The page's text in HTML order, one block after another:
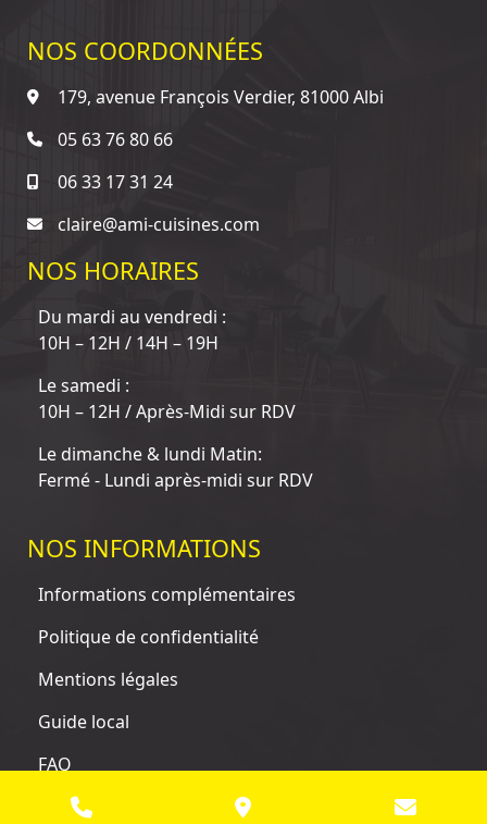
NOS COORDONNÉES
179, avenue François Verdier, 81000 Albi
05 63 76 80 66
06 33 17 31 24
claire@ami-cuisines.com
NOS HORAIRES
Du mardi au vendredi :
10H – 12H / 14H – 19H
Le samedi :
10H – 12H / Après-Midi sur RDV
Le dimanche & lundi Matin:
Fermé - Lundi après-midi sur RDV
NOS INFORMATIONS
Informations complémentaires
Politique de confidentialité
Mentions légales
Guide local
FAQ
© 2025 Tous droits réservés. Site conçu, réalisé et référencé